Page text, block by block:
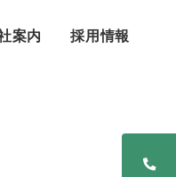
案内 採用情報